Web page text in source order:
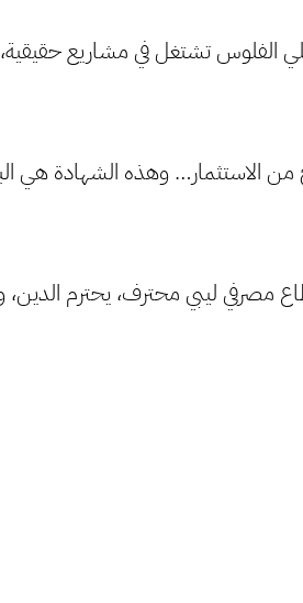
الفلوس تشتغل في مشاريع
من الاستثمار… وهذه الشهادة هي
مصرفي ليبي محترف، يحترم